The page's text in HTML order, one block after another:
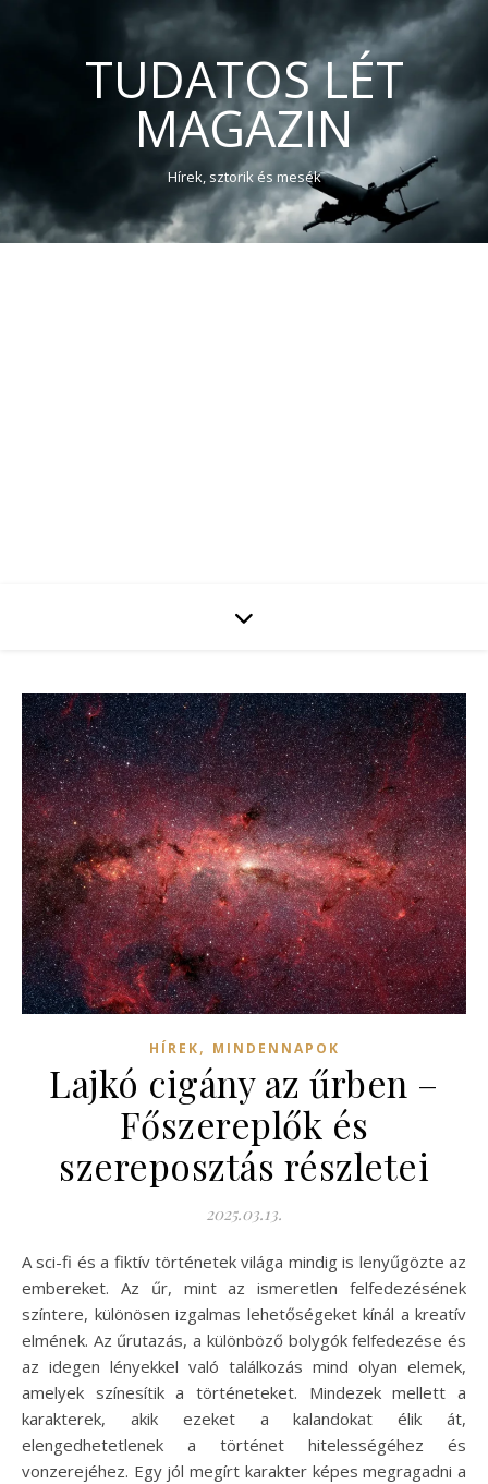
TUDATOS LÉT
MAGAZIN
Hírek, sztorik és mesék
HÍREK, MINDENNAPOK
Lajkó cigány az űrben –
Főszereplők és
szereposztás részletei
2025.03.13.
A sci-fi és a fiktív történetek világa mindig is lenyűgözte az
embereket. Az űr, mint az ismeretlen felfedezésének
színtere, különösen izgalmas lehetőségeket kínál a kreatív
elmének. Az űrutazás, a különböző bolygók felfedezése és
az idegen lényekkel való találkozás mind olyan elemek,
amelyek színesítik a történeteket. Mindezek mellett a
karakterek, akik ezeket a kalandokat élik át,
elengedhetetlenek a történet hitelességéhez és
vonzerejéhez. Egy jól megírt karakter képes megragadni a